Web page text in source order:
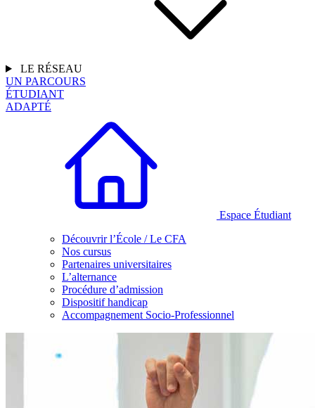
LE RÉSEAU
UN PARCOURS
ÉTUDIANT
ADAPTÉ
Espace Étudiant
Découvrir l’École / Le CFA
Nos cursus
Partenaires universitaires
L’alternance
Procédure d’admission
Dispositif handicap
Accompagnement Socio-Professionnel